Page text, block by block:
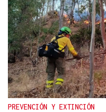
PREVENCIÓN Y EXTINCIÓN